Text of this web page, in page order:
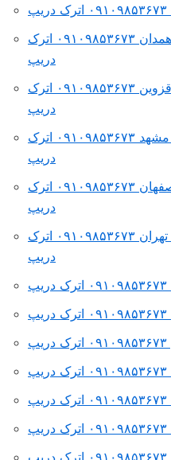
لوله پلی اتیلن ۱۶۰ میلیمتری همدان ۰۹۱۰۹۸۵۳۶۷۳ اترک
دریپ
لوله پلی اتیلن ۱۶۰ میلیمتری قزوین ۰۹۱۰۹۸۵۳۶۷۳ اترک
دریپ
لوله پلی اتیلن ۱۶۰ میلیمتری مشهد ۰۹۱۰۹۸۵۳۶۷۳ اترک
دریپ
لوله پلی اتیلن ۱۶۰ میلیمتری اصفهان ۰۹۱۰۹۸۵۳۶۷۳ اترک
دریپ
لوله پلی اتیلن ۱۶۰ میلیمتری تهران ۰۹۱۰۹۸۵۳۶۷۳ اترک
دریپ